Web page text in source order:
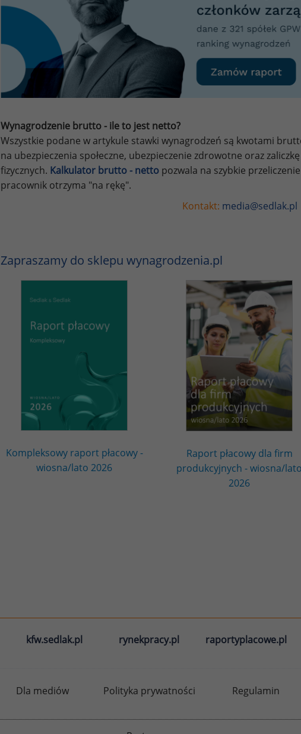
Wynagrodzenie brutto - ile to jest netto?
Wszystkie podane w artykule stawki wynagrodzeń są kwotami
na ubezpieczenia społeczne, ubezpieczenie zdrowotne oraz
fizycznych. Kalkulator brutto - netto pozwala na szybkie
pracownik otrzyma "na rękę".
Kontakt: media@sedlak.pl
Zapraszamy do sklepu wynagrodzenia.pl
Kompleksowy raport płacowy -
wiosna/lato 2026
Raport płacowy dla firm
produkcyjnych - wiosna/lato
2026
kfw.sedlak.pl rynekpracy.pl raportyplacowe.pl
Dla mediów Polityka prywatności Regulamin